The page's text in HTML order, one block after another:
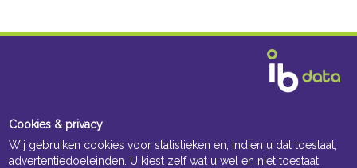
Cookies & privacy
Wij gebruiken cookies voor statistieken en, indien u dat toestaat,
advertentiedoeleinden. U kiest zelf wat u wel en niet toestaat.